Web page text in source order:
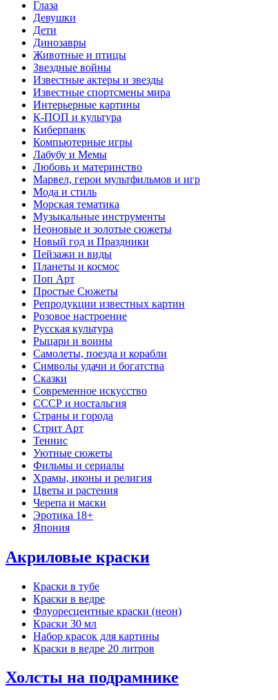
Глаза
Девушки
Дети
Динозавры
Животные и птицы
Звездные войны
Известные актеры и звезды
Известные спортсмены мира
Интерьерные картины
К-ПОП и культура
Киберпанк
Компьютерные игры
Лабубу и Мемы
Любовь и материнство
Марвел, герои мультфильмов и игр
Мода и стиль
Морская тематика
Музыкальные инструменты
Неоновые и золотые сюжеты
Новый год и Праздники
Пейзажи и виды
Планеты и космос
Поп Арт
Простые Сюжеты
Репродукции известных картин
Розовое настроение
Русская культура
Рыцари и воины
Самолеты, поезда и корабли
Символы удачи и богатства
Сказки
Современное искусство
СССР и ностальгия
Страны и города
Стрит Арт
Теннис
Уютные сюжеты
Фильмы и сериалы
Храмы, иконы и религия
Цветы и растения
Черепа и маски
Эротика 18+
Япония
Акриловые краски
Краски в тубе
Краски в ведре
Флуоресцентные краски (неон)
Краски 30 мл
Набор красок для картины
Краски в ведре 20 литров
Холсты на подрамнике